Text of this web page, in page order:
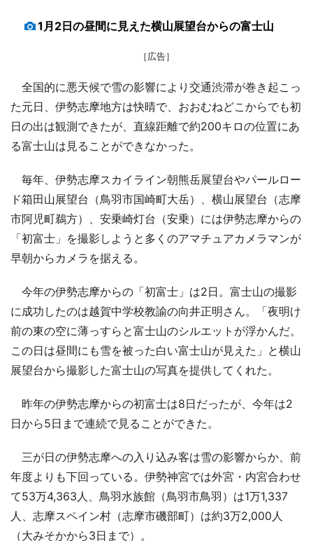
1月2日の昼間に見えた横山展望台からの富士山
［広告］
全国的に悪天候で雪の影響により交通渋滞が巻き起こっ
た元日、伊勢志摩地方は快晴で、おおむねどこからでも初
日の出は観測できたが、直線距離で約200キロの位置にあ
る富士山は見ることができなかった。
毎年、伊勢志摩スカイライン朝熊岳展望台やパールロー
ド箱田山展望台（鳥羽市国崎町大岳）、横山展望台（志摩
市阿児町鵜方）、安乗崎灯台（安乗）には伊勢志摩からの
「初富士」を撮影しようと多くのアマチュアカメラマンが
早朝からカメラを据える。
今年の伊勢志摩からの「初富士」は2日。富士山の撮影
に成功したのは越賀中学校教諭の向井正明さん。「夜明け
前の東の空に薄っすらと富士山のシルエットが浮かんだ。
この日は昼間にも雪を被った白い富士山が見えた」と横山
展望台から撮影した富士山の写真を提供してくれた。
昨年の伊勢志摩からの初富士は8日だったが、今年は2
日から5日まで連続で見ることができた。
三が日の伊勢志摩への入り込み客は雪の影響からか、前
年度よりも下回っている。伊勢神宮では外宮・内宮合わせ
て53万4,363人、鳥羽水族館（鳥羽市鳥羽）は1万1,337
人、志摩スペイン村（志摩市磯部町）は約3万2,000人
（大みそかから3日まで）。